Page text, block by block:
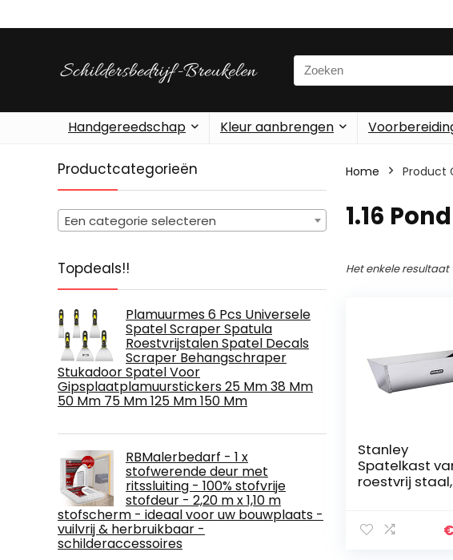
Search
for:
Handgereedschap Kleur aanbrengen
Productcategorieën
Een categorie selecteren
Topdeals!!
Plamuurmes 6 Pcs Universele
Spatel Scraper Spatula
Roestvrijstalen Spatel Decals
Scraper Behangschraper
Stukadoor Spatel Voor
Gipsplaatplamuurstickers 25 Mm 38 Mm
50 Mm 75 Mm 125 Mm 150 Mm
RBMalerbedarf - 1 x
stofwerende deur met
ritssluiting - 100% stofvrije
stofdeur - 2,20 m x 1,10 m
stofscherm - ideaal voor uw bouwplaats -
vuilvrij & herbruikbaar -
schilderaccessoires
Home Product
‎1.16 Pond
Het enkele
Stanley
Spatelkast
roestvrij staal,
€